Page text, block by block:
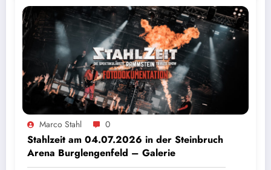
Marco Stahl 0
Stahlzeit am 04.07.2026 in der Steinbruch
Arena Burglengenfeld – Galerie